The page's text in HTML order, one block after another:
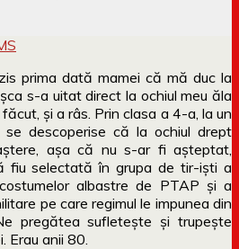
prima dată mamei că mă duc la
s-a uitat direct la ochiul meu ăla
și a râs. Prin clasa a 4-a, la un
se descoperise că la ochiul drept
așa că nu s-ar fi așteptat,
fiu selectată în grupa de tir-iști a
albastre de PTAP și a
pe care regimul le impunea din
pregătea sufletește și trupește
Erau anii 80.